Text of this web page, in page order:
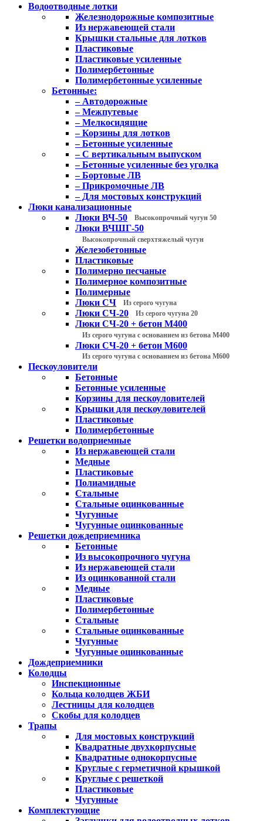
Водоотводные лотки
Железнодорожные композитные
Из нержавеющей стали
Крышки стальные для лотков
Пластиковые
Пластиковые усиленные
Полимербетонные
Полимербетонные усиленные
Бетонные:
– Автодорожные
– Межпутевые
– Мелкосидящие
– Корзины для лотков
– Бетонные усиленные
– С вертикальным выпуском
– Бетонные усиленные без уголка
– Бортовые ЛВ
– Прикромочные ЛВ
– Для мостовых конструкций
Люки канализационные
Люки ВЧ-50
Высокопрочный чугун 50
Люки ВЧШГ-50
Высокопрочный сверхтяжелый чугун
Железобетонные
Пластиковые
Полимерно песчаные
Полимерное композитные
Полимерные
Люки СЧ
Из серого чугуна
Люки СЧ-20 Из серого чугуна 20
Люки СЧ-20 + бетон М400
Из серого чугуна с основанием из бетона М400
Люки СЧ-20 + бетон М600
Из серого чугуна с основанием из бетона М600
Пескоуловители
Бетонные
Бетонные усиленные
Корзины для пескоуловителей
Крышки для пескоуловителей
Пластиковые
Полимербетонные
Решетки водоприемные
Из нержавеющей стали
Медные
Пластиковые
Полиамидные
Стальные
Стальные оцинкованные
Чугунные
Чугунные оцинкованные
Решетки дождеприемника
Бетонные
Из высокопрочного чугуна
Из нержавеющей стали
Из оцинкованной стали
Медные
Пластиковые
Полимербетонные
Стальные
Стальные оцинкованные
Чугунные
Чугунные оцинкованные
Дождеприемники
Колодцы
Инспекционные
Кольца колодцев ЖБИ
Лестницы для колодцев
Скобы для колодцев
Трапы
Для мостовых конструкций
Квадратные двухкорпусные
Квадратные однокорпусные
Круглые с герметичной крышкой
Круглые с решеткой
Пластиковые
Чугунные
Комплектующие